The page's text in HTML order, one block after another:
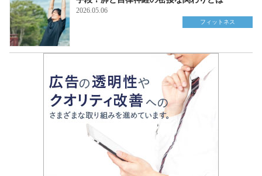
2026.05.06
フィットネス